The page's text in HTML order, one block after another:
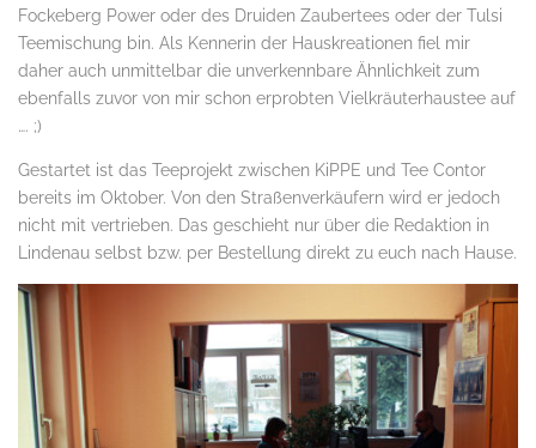
Fockeberg Power oder des Druiden Zaubertees oder der Tulsi
Teemischung bin. Als Kennerin der Hauskreationen fiel mir
daher auch unmittelbar die unverkennbare Ähnlichkeit zum
ebenfalls zuvor von mir schon erprobten Vielkräuterhaustee auf
…. ;)
Gestartet ist das Teeprojekt zwischen KiPPE und Tee Contor
bereits im Oktober. Von den Straßenverkäufern wird er jedoch
nicht mit vertrieben. Das geschieht nur über die Redaktion in
Lindenau selbst bzw. per Bestellung direkt zu euch nach Hause.